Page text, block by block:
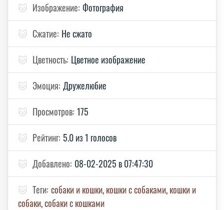
🐱 Изображение: Фотография
🐱 Сжатие: Не сжато
🐱 Цветность: Цветное изображение
🐱 Эмоция: Дружелюбие
🐱 Просмотров: 175
🐱 Рейтинг: 5.0 из 1 голосов
🐱 Добавлено: 08-02-2025 в 07:47:30
🐱 Теги: собаки и кошки,кошки с собаками,кошки и
собаки,собаки с кошками